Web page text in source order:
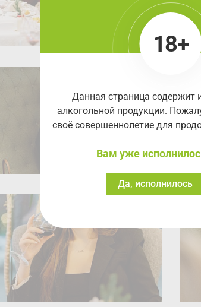
18+
Данная страница
алкогольной продукции.
своё совершеннолетие для
Вам уже
Да, исполнилось